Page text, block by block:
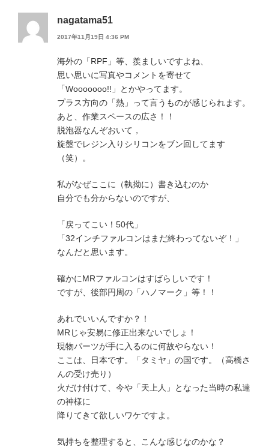
nagatama51
2017年11月19日 4:36 PM
海外の「RPF」等、羨ましいですよね、
思い思いに写真やコメントを寄せて
「Wooooooo!!」とかやってます。
プラス方向の「熱」って言うものが感じられます。
あと、作業スペースの広さ！！
脱泡器なんぞおいて，
旋盤でレジン入りシリコンをブン回してます
（笑）。
私がなぜここに（執拗に）書き込むのか
自分でも分からないのですが、
「戻ってこい！50代」
「32インチファルコンはまだ終わってないぞ！」
なんだと思います。
確かにMRファルコンはすばらしいです！
ですが、後部円周の「ハノマーク」等！！
あれでいいんですか？！
MRじゃ安易に修正出来ないでしょ！
現物パーツが手に入るのに何故やらない！
ここは、日本です。「タミヤ」の国です。（高橋さ
んの受け売り）
火だけ付けて、今や「天上人」となった当時の私達
の神様に
降りてきて欲しいワケですよ。
気持ちを整理すると、こんな感じなのかな？